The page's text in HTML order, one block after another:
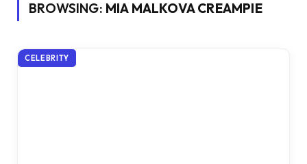
BROWSING: MIA MALKOVA CREAMPIE
CELEBRITY